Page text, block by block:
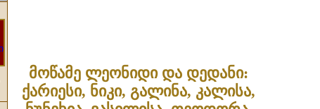
მოწამე ლეონიდი და დედანი:
ქარიესი, ნიკი, გალინა, კალისა,